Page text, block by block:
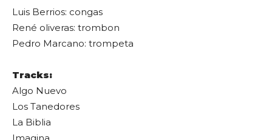
Luis Berrios: congas
René oliveras: trombon
Pedro Marcano: trompeta
Tracks:
Algo Nuevo
Los Tanedores
La Biblia